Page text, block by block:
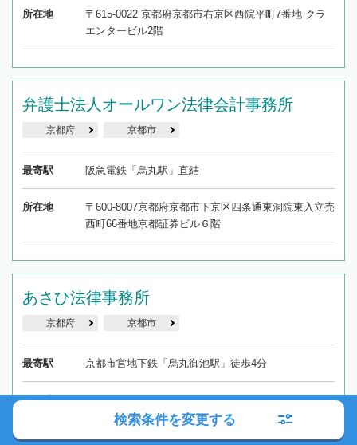
所在地
〒615-0022 京都府京都市右京区西院平町7番地 クラ
エンタービル2階
弁護士法人オールワン法律会計事務所
京都府 京都市
最寄駅 阪急電鉄「烏丸駅」直結
所在地
〒600-8007京都府京都市下京区四条通東洞院東入立売
西町66番地京都証券ビル６階
あさひ法律事務所
京都府 京都市
最寄駅 京都市営地下鉄「烏丸御池駅」徒歩4分
所在地
〒604-8111 京都府京都市中京区三条通高倉東入る桝
屋町57番地 京都三条ビル2階
検索条件を変更する